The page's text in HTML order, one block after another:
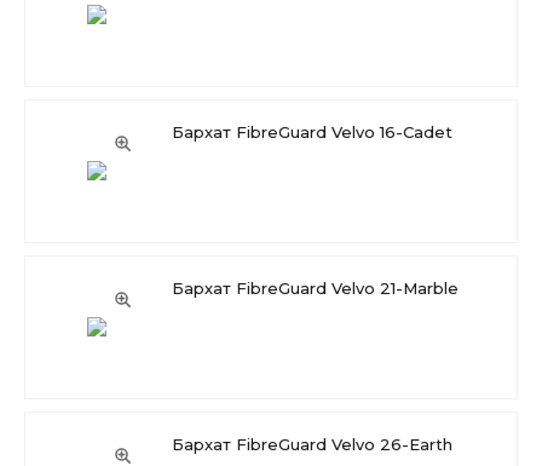
Бархат FibreGuard Velvo 16-Cadet
Бархат FibreGuard Velvo 21-Marble
Бархат FibreGuard Velvo 26-Earth